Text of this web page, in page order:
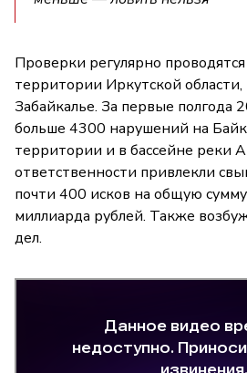
Проверки регулярно
территории Иркутской
Забайкалье. За первые полгода
больше 4300 нарушений на
территории и в бассейне реки
ответственности привлекли
почти 400 исков на общую
миллиарда рублей. Также
дел.